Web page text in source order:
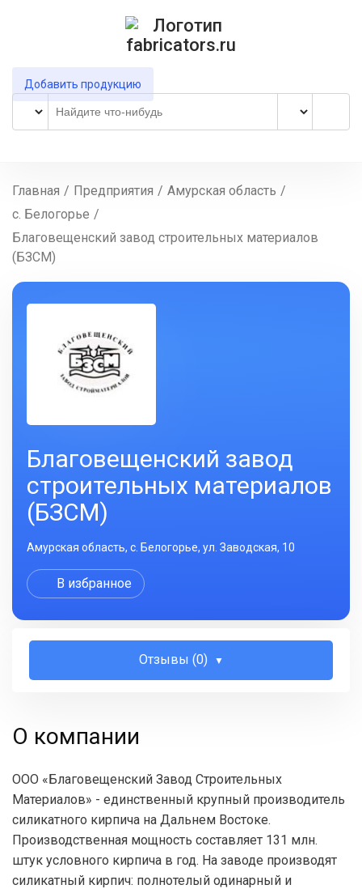
Добавить продукцию
Главная / Предприятия / Амурская область /
с. Белогорье /
Благовещенский завод строительных материалов
(БЗСМ)
Благовещенский завод
строительных материалов
(БЗСМ)
Амурская область, с. Белогорье, ул. Заводская, 10
В избранное
Отзывы (0)
О компании
ООО «Благовещенский Завод Строительных
Материалов» - единственный крупный производитель
силикатного кирпича на Дальнем Востоке.
Производственная мощность составляет 131 млн.
штук условного кирпича в год. На заводе производят
силикатный кирпич: полнотелый одинарный и